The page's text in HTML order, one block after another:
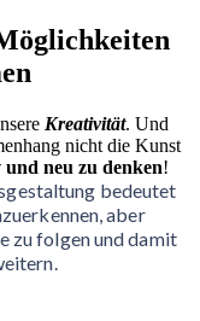
Kreativität. Und
nicht die Kunst
und neu zu denken!
bedeutet
aber
zu folgen und damit